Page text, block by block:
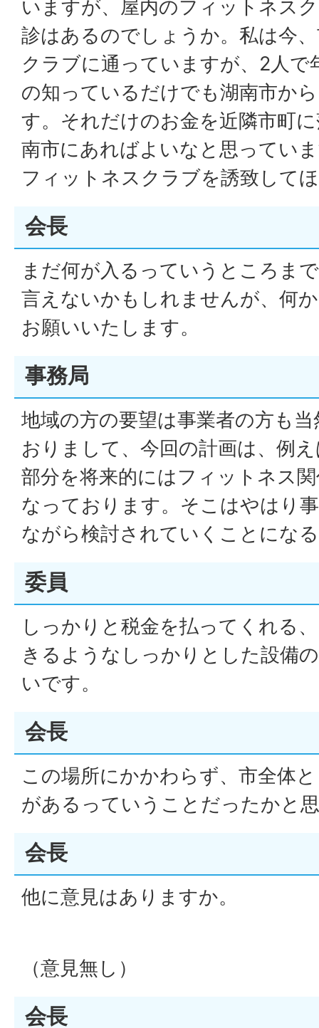
いますが、屋内のフィットネス
診はあるのでしょうか。私は今
クラブに通っていますが、2人で
の知っているだけでも湖南市か
す。それだけのお金を近隣市町
南市にあればよいなと思ってい
フィットネスクラブを誘致して
会長
まだ何が入るっていうところま
言えないかもしれませんが、何
お願いいたします。
事務局
地域の方の要望は事業者の方も
おりまして、今回の計画は、例
部分を将来的にはフィットネス
なっております。そこはやはり
ながら検討されていくことにな
委員
しっかりと税金を払ってくれる
きるようなしっかりとした設備
いです。
会長
この場所にかかわらず、市全体
があるっていうことだったかと
会長
他に意見はありますか。
（意見無し）
会長